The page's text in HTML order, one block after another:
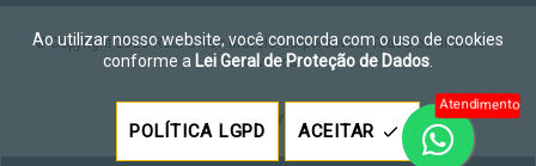
© Copyright 2026 Rodi Office Móveis Corporativos. Todos os direitos
reservados.
Feito com pela
Ao utilizar nosso website, você concorda com o uso de cookies
conforme a Lei Geral de Proteção de Dados
POLÍTICA LGPD ACEITAR
Atendimento